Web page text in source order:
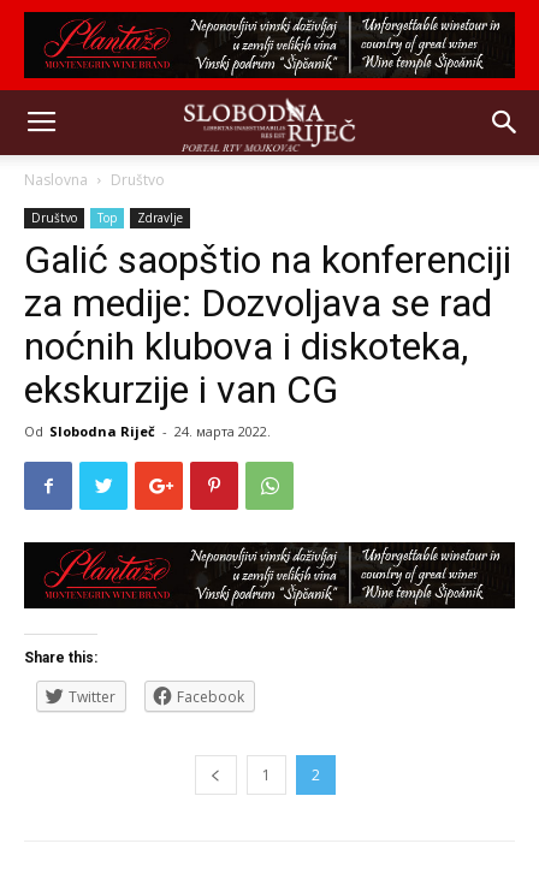
Naslovna Društvo
Društvo Top Zdravlje
Galić saopštio na konferenciji
za medije: Dozvoljava se rad
noćnih klubova i diskoteka,
ekskurzije i van CG
Od Slobodna Riječ - 24. марта 2022.
Share this:
Twitter Facebook
1 2